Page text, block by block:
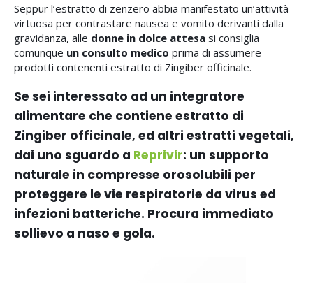
Seppur l’estratto di zenzero abbia manifestato un’attività
virtuosa per contrastare nausea e vomito derivanti dalla
gravidanza, alle donne in dolce attesa si consiglia
comunque un consulto medico prima di assumere
prodotti contenenti estratto di Zingiber officinale.
Se sei interessato ad un integratore
alimentare che contiene estratto di
Zingiber officinale, ed altri estratti vegetali,
dai uno sguardo a Reprivir: un supporto
naturale in compresse orosolubili per
proteggere le vie respiratorie da virus ed
infezioni batteriche. Procura immediato
sollievo a naso e gola.